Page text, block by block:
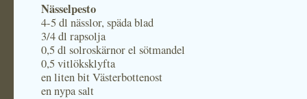
Nässelpesto
4-5 dl nässlor, späda blad
3/4 dl rapsolja
0,5 dl solroskärnor el sötmandel
0,5 vitlöksklyfta
en liten bit Västerbottenost
en nypa salt